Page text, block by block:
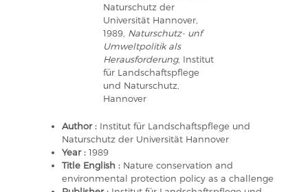
Naturschutz der
Universität Hannover,
1989, Naturschutz- unf
Umweltpolitik als
Herausforderung, Institut
für Landschaftspflege
und Naturschutz,
Hannover
Author : Institut für Landschaftspflege und
Naturschutz der Universität Hannover
Year : 1989
Title English : Nature conservation and
environmental protection policy as a challenge